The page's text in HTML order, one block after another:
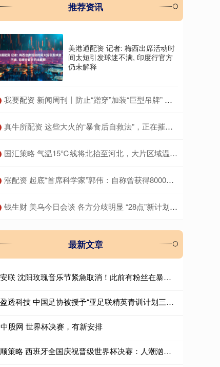
推荐资讯
美港通配资 记者: 梅西出席活动时
间太短引发球迷不满, 印度行官方
仍未解释
​我要配资 新闻周刊丨防止“蹭穿”加装“巨型吊牌” 背后原因有些无奈
​真牛所配资 这些大火的“暴食后自救法”，正在摧毁你的身体！很多人中招
​国汇策略 气温15℃线将北抬至河北，大片区域温暖似重返10月，说好的冷空气降温呢？
​涨配资 起底“首席科学家”郭伟：自称曾获得8000余万研究经费，关联9家企业，不发工资被多家法院“限高”；其博导申报材料曝光
​钱生财 美乌今日会谈 各方分歧明显 “28点”新计划仍存变数
最新文章
安联 沈阳玫瑰音乐节紧急取消！此前有粉丝在暴雨中搭帐篷通宵排队
盈透科技 中国足协被授予“亚足联精英青训计划三星会员”资格
中股网 世界杯决赛，有新安排
顺策略 西班牙全国庆祝晋级世界杯决赛：人潮汹涌车难行 众人模仿“维京划船”